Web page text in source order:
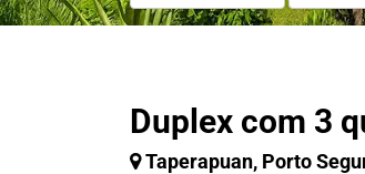
Duplex com 3
Taperapuan, Porto